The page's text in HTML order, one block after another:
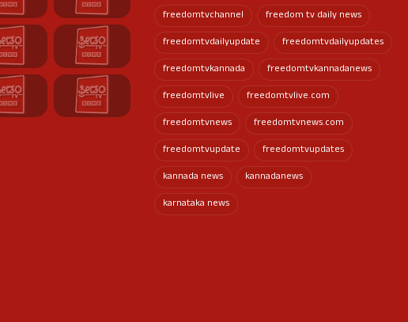
freedomtvchannel
freedom tv daily news
freedomtvdailyupdate
freedomtvdailyupdates
freedomtvkannada
freedomtvkannadanews
freedomtvlive
freedomtvlive.com
freedomtvnews
freedomtvnews.com
freedomtvupdate
freedomtvupdates
kannada news
kannadanews
karnataka news